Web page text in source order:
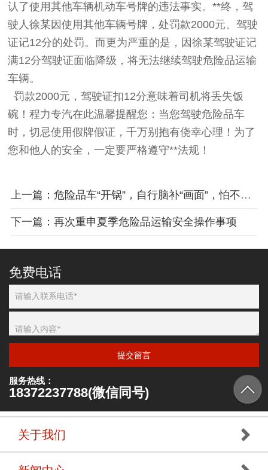
认了使用其他车辆机动车号牌的违法事实。**终，驾
驶人徐某因使用其他车辆号牌，处罚款2000元、驾驶
证记12分的处罚。而更为严重的是，因徐某驾驶证记
满12分驾驶证面临降级，将无法继续驾驶危险品运输
车辆。
罚款2000元，驾驶证扣12分意味着司机将丢失饭
碗！程力专汽在此温馨提醒您：当您驾驶危险品车
时，切忌使用假牌假证，千万别抱有侥幸心理！为了
您和他人的安全，一定要严格遵守**法规！
上一篇：危险品车“开锅”，自行脑补“画面”，怕不怕您说的算！
下一篇：再次重申夏季危险品运输安全操作事项
免费电话
提交留言
服务热线：
18372237788(微信同号)
关于我们